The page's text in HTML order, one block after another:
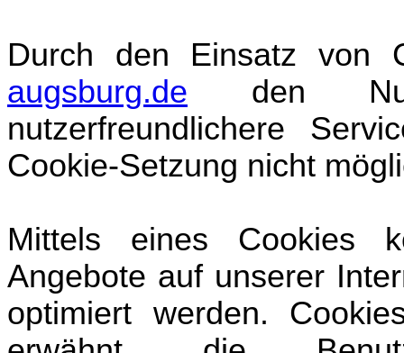
Durch den Einsatz von
augsburg.de den
nutzerfreundlichere
Cookie-Setzung nicht
Mittels eines Cookies
Angebote auf unserer
optimiert werden.